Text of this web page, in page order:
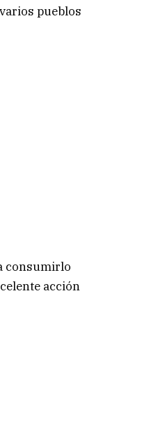
pueblos
consumirlo
acción